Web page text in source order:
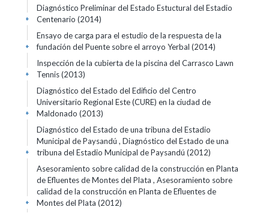
Diagnóstico Preliminar del Estado Estuctural del Estadio
Centenario (2014)
+
Ensayo de carga para el estudio de la respuesta de la
fundación del Puente sobre el arroyo Yerbal (2014)
+
Inspección de la cubierta de la piscina del Carrasco Lawn
Tennis (2013)
+
Diagnóstico del Estado del Edificio del Centro
Universitario Regional Este (CURE) en la ciudad de
Maldonado (2013)
+
Diagnóstico del Estado de una tribuna del Estadio
Municipal de Paysandú , Diagnóstico del Estado de una
tribuna del Estadio Municipal de Paysandú (2012)
+
Asesoramiento sobre calidad de la construcción en Planta
de Efluentes de Montes del Plata , Asesoramiento sobre
calidad de la construcción en Planta de Efluentes de
Montes del Plata (2012)
+